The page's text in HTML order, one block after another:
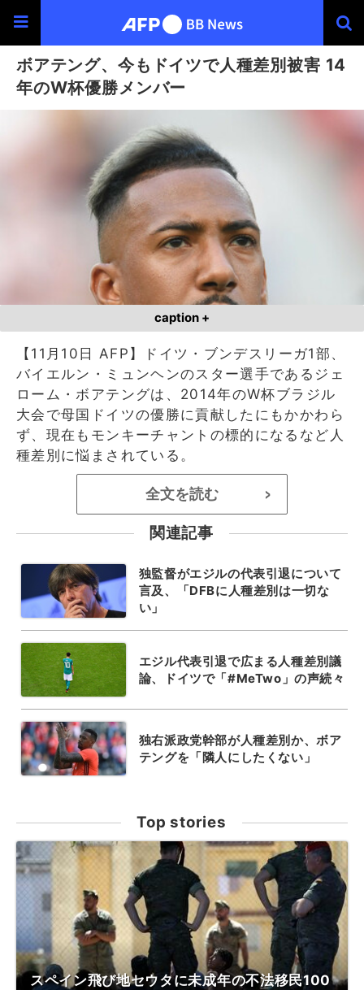
ボアテング、今もドイツで人種差別被害 14
年のW杯優勝メンバー
caption +
【11月10日 AFP】ドイツ・ブンデスリーガ1部、
バイエルン・ミュンヘンのスター選手であるジェ
ローム・ボアテングは、2014年のW杯ブラジル
大会で母国ドイツの優勝に貢献したにもかかわら
ず、現在もモンキーチャントの標的になるなど人
種差別に悩まされている。
全文を読む >
関連記事
独監督がエジルの代表引退について
言及、「DFBに人種差別は一切な
い」
エジル代表引退で広まる人種差別議
論、ドイツで「#MeTwo」の声続々
独右派政党幹部が人種差別か、ボア
テングを「隣人にしたくない」
Top stories
スペイン飛び地セウタに未成年の不法移民100